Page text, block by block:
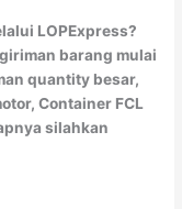
LOPExpress?
barang mulai
quantity besar,
Container FCL
silahkan